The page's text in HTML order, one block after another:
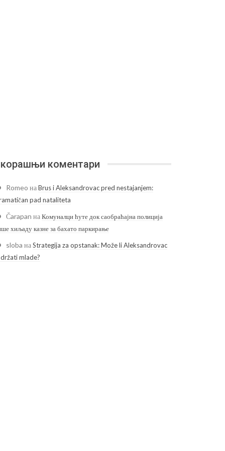
коментари
Romeo наBrus i Aleksandrovac pred nestajanjem:
pad nataliteta
Čarapan наКомуналци ћуте док саобраћајна полиција
хиљаду казне за бахато паркирање
sloba наStrategija za opstanak: Može li Aleksandrovac
mlade?